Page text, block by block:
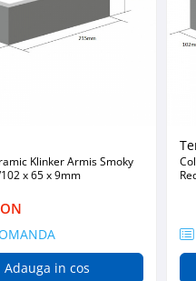
Klinker Armis Smoky
x 65 x 9mm
Adauga in cos